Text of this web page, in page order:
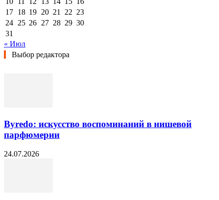
17 18 19 20 21 22 23
24 25 26 27 28 29 30
31
« Июл
Выбор редактора
Byredo: искусство воспоминаний в нишевой
парфюмерии
24.07.2026